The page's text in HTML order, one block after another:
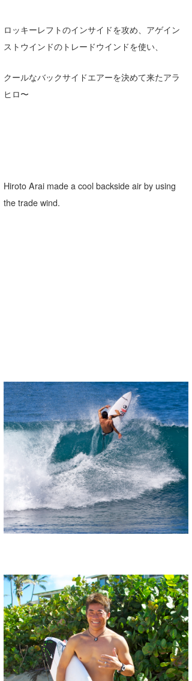
ロッキーレフトのインサイドを攻め、アゲイン
ストウインドのトレードウインドを使い、
クールなバックサイドエアーを決めて来たアラ
ヒロ〜
Hiroto Arai made a cool backside air by using
the trade wind.